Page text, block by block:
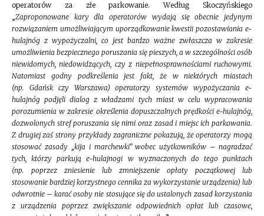
operatorów za złe parkowanie. Według Skoczyńskiego
„Zaproponowane kary dla operatorów wydają się obecnie jedynym
rozwiązaniem umożliwiającym uporządkowanie kwestii pozostawiania e-
hulajnóg z wypożyczalni, co jest bardzo ważne zwłaszcza w zakresie
umożliwienia bezpiecznego poruszania się pieszych, a w szczególności osób
niewidomych, niedowidzących, czy z niepełnosprawnościami ruchowymi.
Natomiast godny podkreślenia jest fakt, że w niektórych miastach
(np. Gdańsk czy Warszawa) operatorzy systemów wypożyczania e-
hulajnóg podjęli dialog z władzami tych miast w celu wypracowania
porozumienia w zakresie określenia dopuszczalnych prędkości e-hulajnóg,
dozwolonych stref poruszania się nimi oraz zasad i miejsc ich parkowania.
Z drugiej zaś strony przykłady zagraniczne pokazują, że operatorzy mogą
stosować zasady „kija i marchewki” wobec użytkowników – nagradzać
tych, którzy parkują e-hulajnogi w wyznaczonych do tego punktach
(np. poprzez zniesienie lub zmniejszenie opłaty początkowej lub
stosowanie bardziej korzystnego cennika za wykorzystanie urządzenia) lub
odwrotnie – karać osoby nie stosujące się do ustalonych zasad korzystania
z urządzenia poprzez zwiększanie odpowiednich opłat lub czasowe,